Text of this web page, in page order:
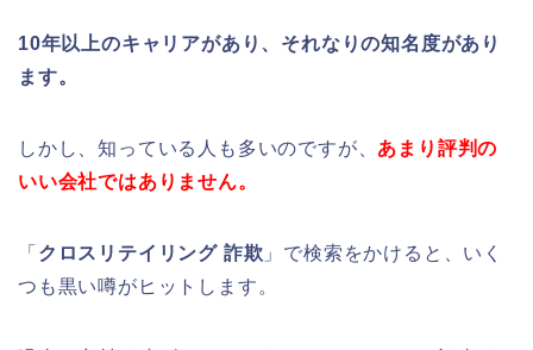
10年以上のキャリアがあり、それなりの知名度があり
ます。
しかし、知っている人も多いのですが、 あまり評判の
いい会社ではありません。
「 クロスリテイリング 詐欺 」で検索をかけると、いく
つも黒い噂がヒットします。